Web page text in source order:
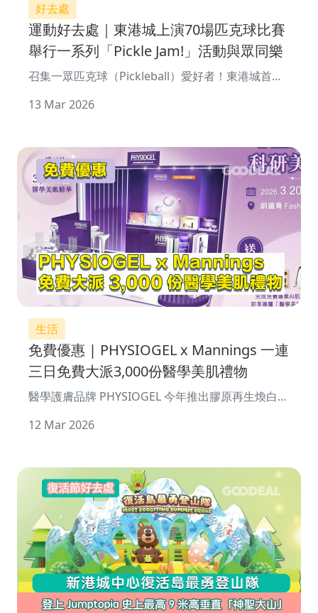
好去處
運動好去處｜東港城上演70場匹克球比賽
舉行一系列「Pickle Jam!」活動與眾同樂
召集一眾匹克球（Pickleball）愛好者！東港城首度
Ramsports，於東港城一樓中庭打造成標準室內匹
13 Mar 2026
生活
免費優惠 | PHYSIOGEL x Mannings 一連
三日免費大派3,000份醫學美肌禮物
醫學護膚品牌 PHYSIOGEL 今年推出膠原再生煥白抗
於 3 月 20 至 22 日於銅鑼灣
12 Mar 2026